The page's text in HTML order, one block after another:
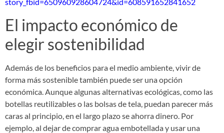
story_fbid=650960928604724&id=608591652841652
El impacto económico de
elegir sostenibilidad
Además de los beneficios para el medio ambiente, vivir de
forma más sostenible también puede ser una opción
económica. Aunque algunas alternativas ecológicas, como las
botellas reutilizables o las bolsas de tela, puedan parecer más
caras al principio, en el largo plazo se ahorra dinero. Por
ejemplo, al dejar de comprar agua embotellada y usar una